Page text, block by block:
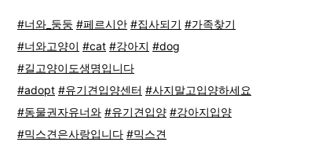
#너와_둥둥 #페르시안 #집사되기 #가족찾기
#너와고양이 #cat #강아지 #dog
#길고양이도생명입니다
#adopt #유기견입양센터 #사지말고입양하세요
#동물권자유너와 #유기견입양 #강아지입양
#믹스견은사랑입니다 #믹스견